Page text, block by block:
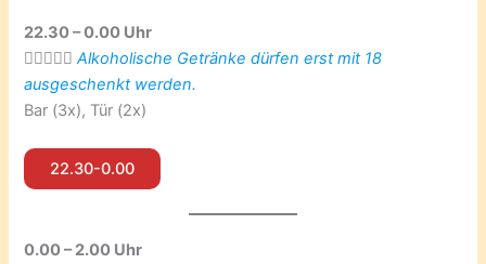
22.30 – 0.00 Uhr
👮🏼‍♀️☝🏼Alkoholische Getränke dürfen erst mit 18
ausgeschenkt werden.
Bar (3x), Tür (2x)
22.30-0.00
0.00 – 2.00 Uhr